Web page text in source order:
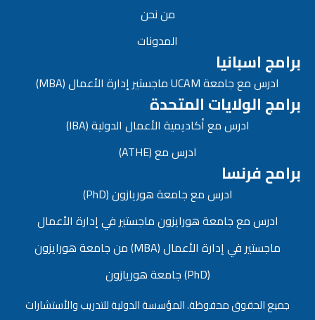
برامج اسبانيا
ادرس مع جامعة UCAM ماجستير إدارة الأعمال (MBA)
برامج الولايات المتحدة
ادرس مع أكاديمية الأعمال الدولية (IBA)
ادرس مع (ATHE)
برامح فرنسا
ادرس مع جامعة هوريازون (PhD)
ادرس مع جامعة هورايزون ماجستير في إدارة الأعمال
ماجستير في إدارة الأعمال (MBA) من جامعة هورايزون
(PhD) جامعة هوريازون
من نحن
المدونات
جميع الحقوق محفوظة. المؤسسة الدولية للتدريب والأستشارات